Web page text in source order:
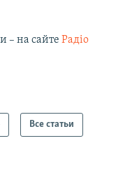
– на сайте Радіо
Все статьи